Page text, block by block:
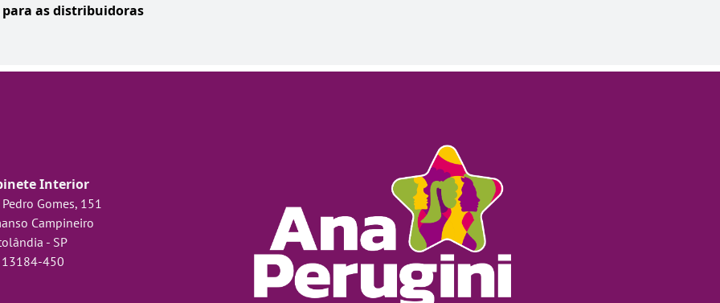
para as distribuidoras
Interior
Gomes, 151
Campineiro
- SP
13184-450